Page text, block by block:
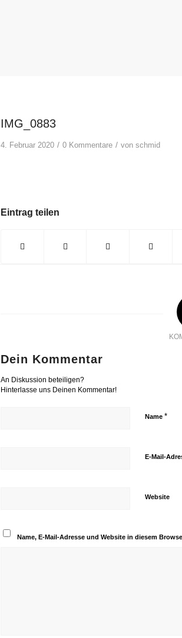
IMG_0883
4. Februar 2020 / 0 Kommentare / von schmid
Eintrag teilen
Dein Kommentar
An Diskussion beteiligen?
Hinterlasse uns Deinen Kommentar!
Name *
E-Mail-
Website
Name, E-Mail-Adresse und Website in diesem